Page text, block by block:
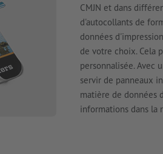
CMJN et dans
d'autocollants de
données
de votre choix. Cela
personnalisée. Avec
servir de panneaux
matière de données
informations dans la